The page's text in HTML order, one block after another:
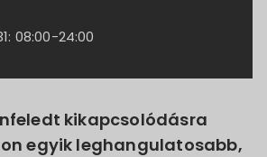
kikapcsolódásra
egyik leghangulatosabb,
08:00-24:00